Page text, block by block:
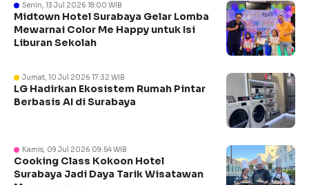
Senin, 13 Jul 2026 18:00 WIB
Midtown Hotel Surabaya Gelar Lomba
Mewarnai Color Me Happy untuk Isi
Liburan Sekolah
Jumat, 10 Jul 2026 17:32 WIB
LG Hadirkan Ekosistem Rumah Pintar
Berbasis AI di Surabaya
Kamis, 09 Jul 2026 09:54 WIB
Cooking Class Kokoon Hotel
Surabaya Jadi Daya Tarik Wisatawan